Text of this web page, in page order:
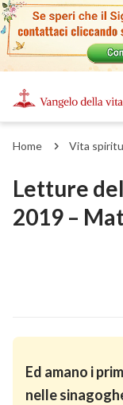
Home Vita
Letture
2019 –
Ed amano i
nelle